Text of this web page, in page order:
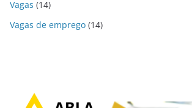
Vagas (14)
Vagas de emprego (14)